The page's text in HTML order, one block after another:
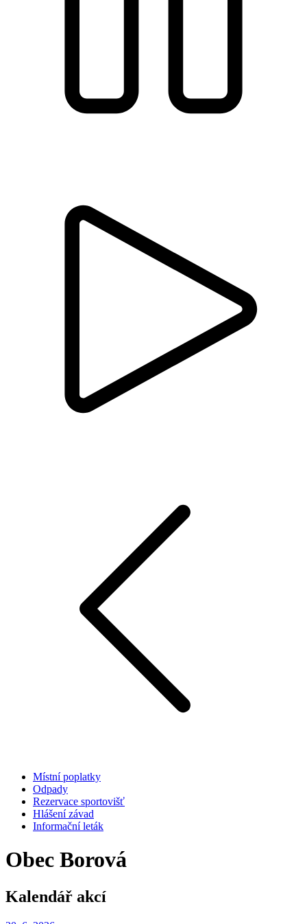
Místní poplatky
Odpady
Rezervace sportovišť
Hlášení závad
Informační leták
Obec Borová
Kalendář akcí